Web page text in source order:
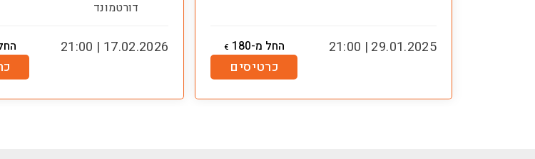
29.01.2025 | 21:00 החל מ-180 €
כרטיסים
דורטמונד
17.02.2026 | 21:00 החל